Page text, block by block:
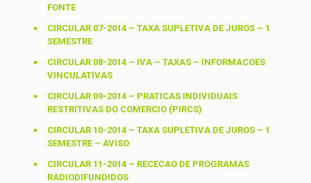
FONTE
CIRCULAR 07-2014 – TAXA SUPLETIVA DE JUROS – 1
SEMESTRE
CIRCULAR 08-2014 – IVA – TAXAS – INFORMACOES
VINCULATIVAS
CIRCULAR 09-2014 – PRATICAS INDIVIDUAIS
RESTRITIVAS DO COMERCIO (PIRCS)
CIRCULAR 10-2014 – TAXA SUPLETIVA DE JUROS – 1
SEMESTRE – AVISO
CIRCULAR 11-2014 – RECECAO DE PROGRAMAS
RADIODIFUNDIDOS